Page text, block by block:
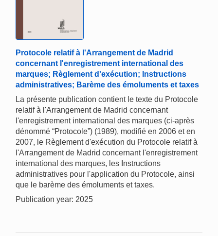
Protocole relatif à l'Arrangement de Madrid
concernant l'enregistrement international des
marques; Règlement d'exécution; Instructions
administratives; Barème des émoluments et taxes
La présente publication contient le texte du Protocole
relatif à l'Arrangement de Madrid concernant
l'enregistrement international des marques (ci-après
dénommé “Protocole”) (1989), modifié en 2006 et en
2007, le Règlement d'exécution du Protocole relatif à
l'Arrangement de Madrid concernant l'enregistrement
international des marques, les Instructions
administratives pour l'application du Protocole, ainsi
que le barème des émoluments et taxes.
Publication year: 2025